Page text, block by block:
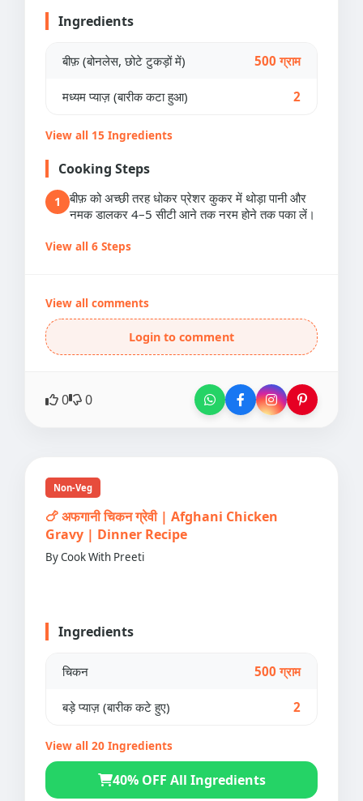
Ingredients
बीफ़ (बोनलेस, छोटे टुकड़ों में) 500 ग्राम
मध्यम प्याज़ (बारीक कटा हुआ) 2
View all 15 Ingredients
Cooking Steps
1
बीफ़ को अच्छी तरह धोकर प्रेशर कुकर में थोड़ा पानी और
नमक डालकर 4–5 सीटी आने तक नरम होने तक पका लें।
View all 6 Steps
View all comments
Login to comment
0 0
Non-Veg
🍗 अफगानी चिकन ग्रेवी | Afghani Chicken
Gravy | Dinner Recipe
By Cook With Preeti
Ingredients
चिकन 500 ग्राम
बड़े प्याज़ (बारीक कटे हुए) 2
View all 20 Ingredients
40% OFF All Ingredients